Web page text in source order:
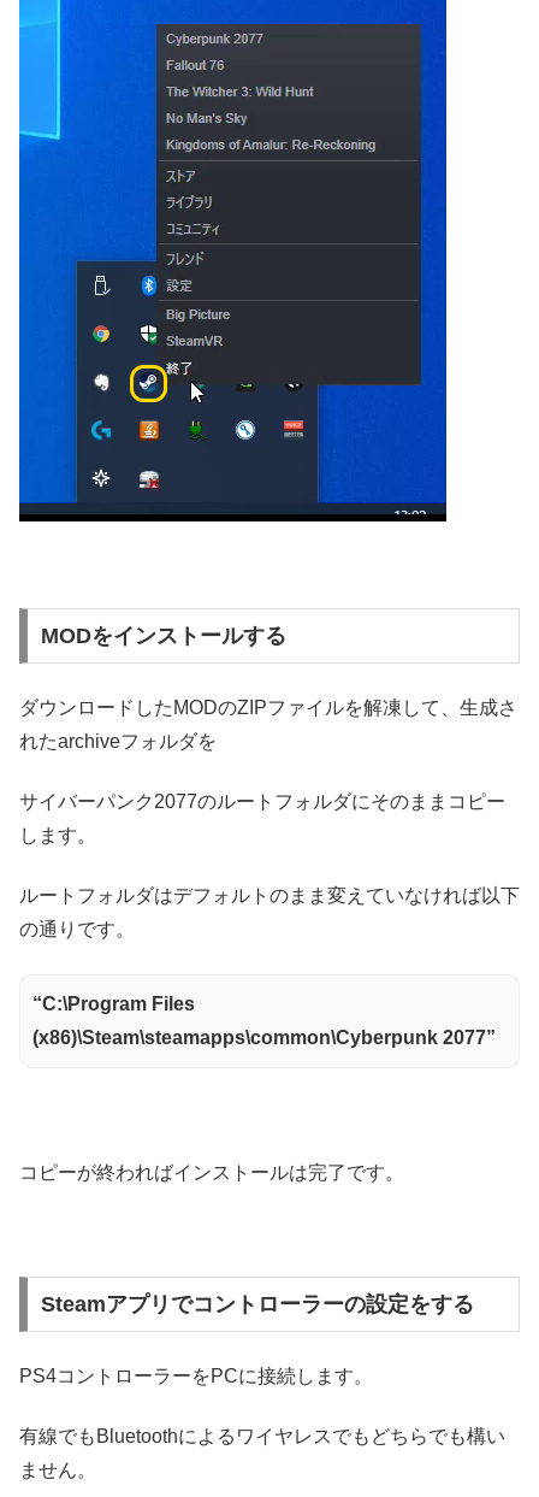
MODをインストールする
ダウンロードしたMODのZIPファイルを解凍して、生成さ
れたarchiveフォルダを
サイバーパンク2077のルートフォルダにそのままコピー
します。
ルートフォルダはデフォルトのまま変えていなければ以下
の通りです。
“C:\Program Files
(x86)\Steam\steamapps\common\Cyberpunk 2077”
コピーが終わればインストールは完了です。
Steamアプリでコントローラーの設定をする
PS4コントローラーをPCに接続します。
有線でもBluetoothによるワイヤレスでもどちらでも構い
ません。